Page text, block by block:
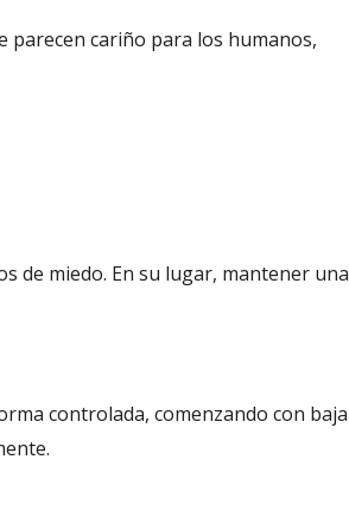
parecen cariño para los humanos,
de miedo. En su lugar, mantener una
controlada, comenzando con baja